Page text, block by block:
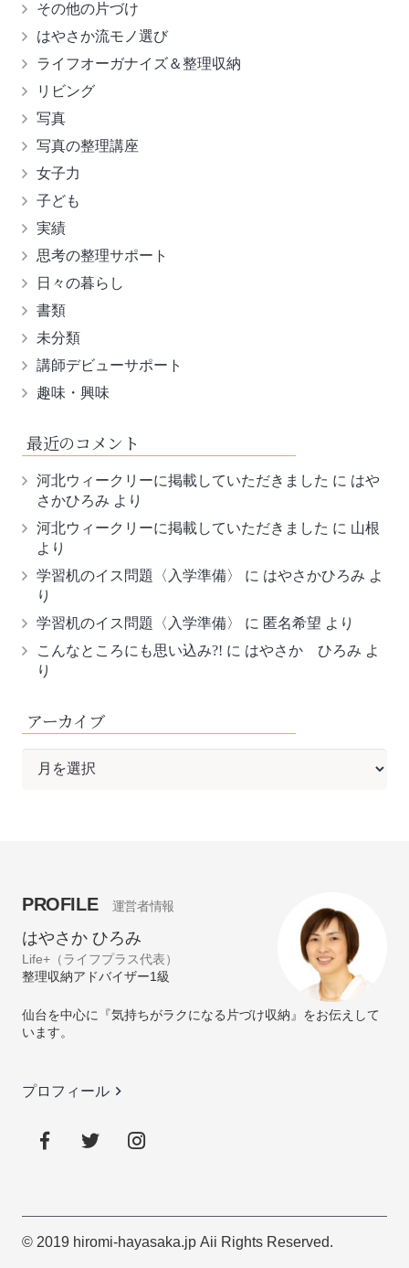
その他の片づけ
はやさか流モノ選び
ライフオーガナイズ＆整理収納
リビング
写真
写真の整理講座
女子力
子ども
実績
思考の整理サポート
日々の暮らし
書類
未分類
講師デビューサポート
趣味・興味
最近のコメント
河北ウィークリーに掲載していただきました に はや
さかひろみ より
河北ウィークリーに掲載していただきました に 山根
より
学習机のイス問題〈入学準備〉
に はやさかひろみ よ
り
学習机のイス問題〈入学準備〉
に 匿名希望 より
こんなところにも思い込み?! に はやさか ひろみ よ
り
アーカイブ
PROFILE 運営者情報
はやさか ひろみ
Life+（ライフプラス代表）
整理収納アドバイザー1級
仙台を中心に『気持ちがラクになる片づけ収納』をお伝えして
います。
プロフィール keyboard_arrow_right
© 2019 hiromi-hayasaka.jp Aii Rights Reserved.